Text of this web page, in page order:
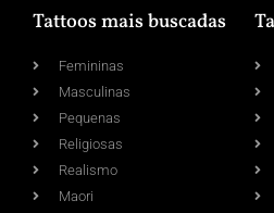
Tattoos mais buscadas
Femininas
Masculinas
Pequenas
Religiosas
Realismo
Maori